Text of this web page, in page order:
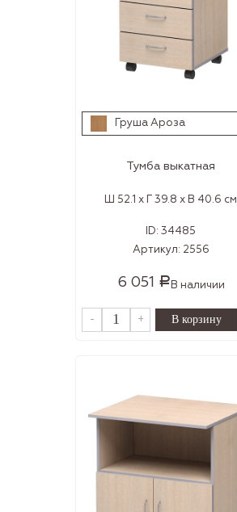
Груша Ароза
Тумба выкатная
Ш 52.1 x Г 39.8 x В 40.6 см
ID: 34485
Артикул: 2556
6 051 РВ наличии
- +